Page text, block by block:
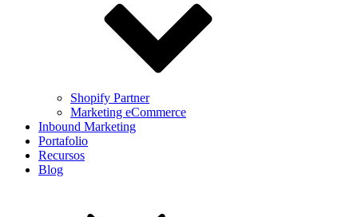
Shopify Partner
Marketing eCommerce
Inbound Marketing
Portafolio
Recursos
Blog